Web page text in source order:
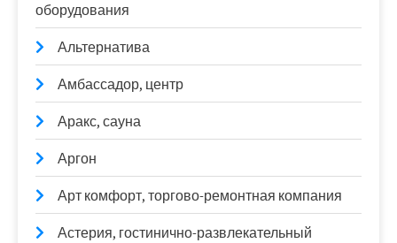
оборудования
Альтернатива
Амбассадор, центр
Аракс, сауна
Аргон
Арт комфорт, торгово-ремонтная компания
Астерия, гостинично-развлекательный